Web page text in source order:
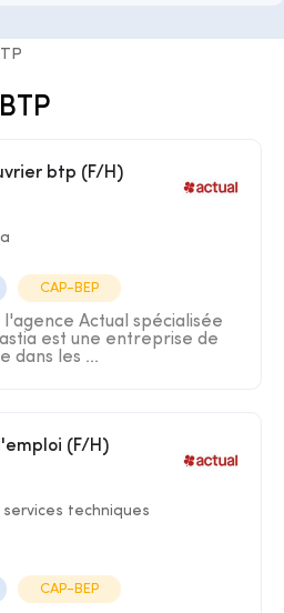
btp (F/H)
CAP-BEP
Actual spécialisée
est une entreprise de
dans les ...
(F/H)
techniques
CAP-BEP